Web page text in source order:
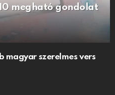
megható gondolat
magyar szerelmes vers